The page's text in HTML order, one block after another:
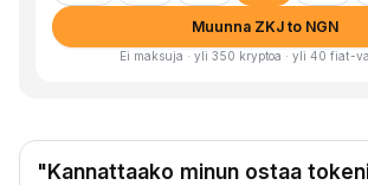
Muunna ZKJ to NGN
Ei maksuja · yli 350 kryptoa · yli 40 fiat-
"Kannattaako minun ostaa